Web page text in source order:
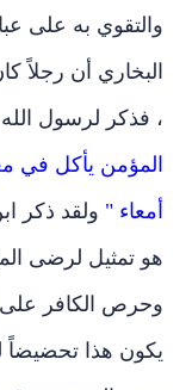
والتقوي به على
البخاري أن رجلاً
، فذكر لرسول
المؤمن يأكل في
أمعاء "
هو تمثيل لرضى
وحرص الكافر على
يكون هذا تحضيضاً